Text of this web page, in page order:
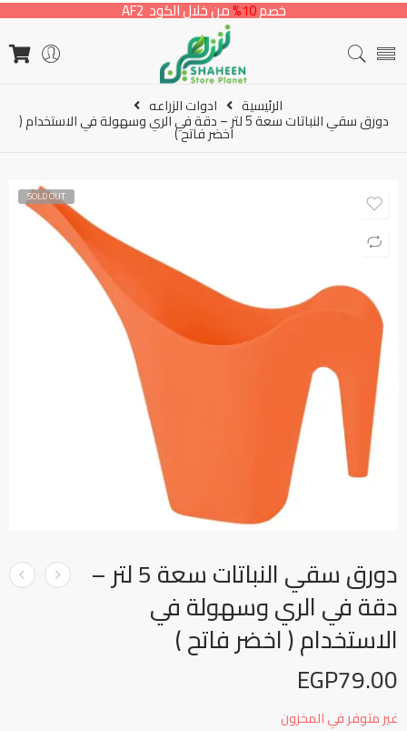
خصم10% من خلال الكود AF2
الرئيسية ادوات الزراعه
دورق سقي النباتات سعة 5 لتر – دقة في الري وسهولة في الاستخدام (
اخضر فاتح )
SOLD OUT
دورق سقي النباتات سعة 5 لتر –
دقة في الري وسهولة في
الاستخدام ( اخضر فاتح )
EGP79.00
غير متوفر في المخزون